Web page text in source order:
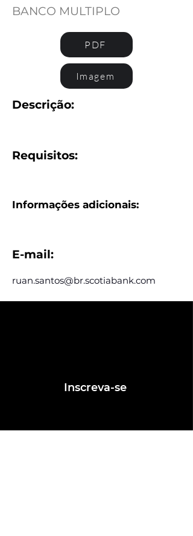
BANCO MULTIPLO
PDF
Imagem
Descrição:
Requisitos:
Informações adicionais:
E-mail:
ruan.santos@br.scotiabank.com
Inscreva-se